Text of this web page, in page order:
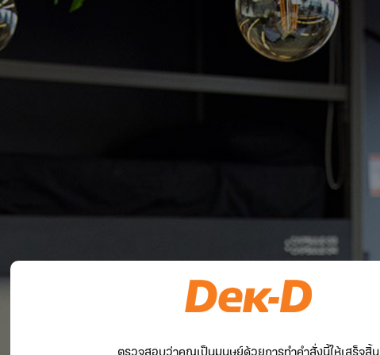
ตรวจสอบว่าคุณเป็นมนุษย์ด้วยการทำคำสั่งนี้ให้เสร็จสิ้น